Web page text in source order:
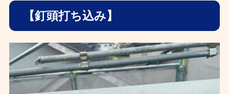
【釘頭打ち込み】